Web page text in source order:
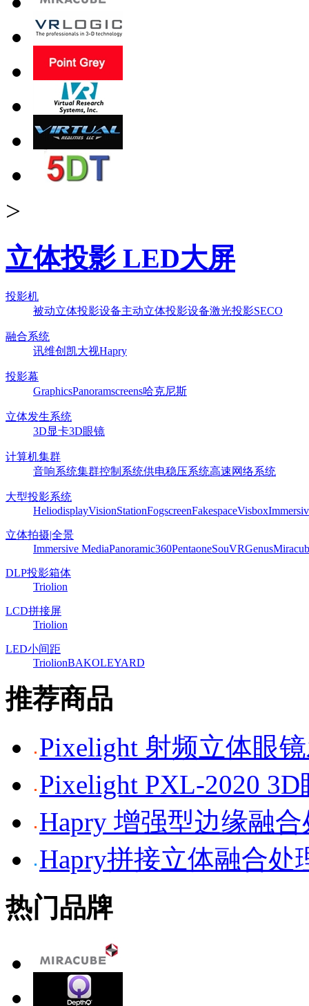
>
立体投影 LED大屏
投影机
被动立体投影设备主动立体投影设备激光投影SECO
融合系统
讯维创凯大视Hapry
投影幕
GraphicsPanoramscreens哈克尼斯
立体发生系统
3D显卡3D眼镜
计算机集群
音响系统集群控制系统供电稳压系统高速网络系统
大型投影系统
HeliodisplayVisionStationFogscreenFakespaceVisbox
立体拍摄|全景
Immersive MediaPanoramic360PentaoneSouVRGenus
DLP投影箱体
Triolion
LCD拼接屏
Triolion
LED小间距
TriolionBAKOLEYARD
推荐商品
Pixelight 射频立体眼
Pixelight PXL-2020 3D
Hapry 增强型边缘融
Hapry拼接立体融合处
热门品牌